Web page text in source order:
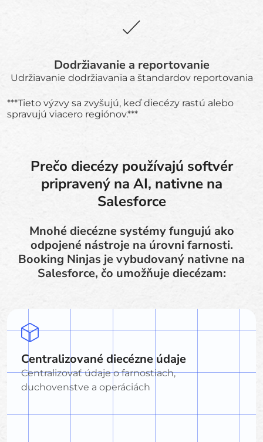
Dodržiavanie a reportovanie
Udržiavanie dodržiavania a štandardov reportovania
***Tieto výzvy sa zvyšujú, keď diecézy rastú alebo
spravujú viacero regiónov.***
Prečo diecézy používajú softvér
pripravený na AI, nativne na
Salesforce
Mnohé diecézne systémy fungujú ako
odpojené nástroje na úrovni farnosti.
Booking Ninjas je vybudovaný nativne na
Salesforce, čo umožňuje diecézam:
Centralizované diecézne údaje
Centralizovať údaje o farnostiach,
duchovenstve a operáciách